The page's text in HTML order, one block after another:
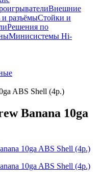
Внешние
и разъёмыСтойки и
Решения по
Минисистемы Hi-
ABS Shell (4p.)
Banana 10ga